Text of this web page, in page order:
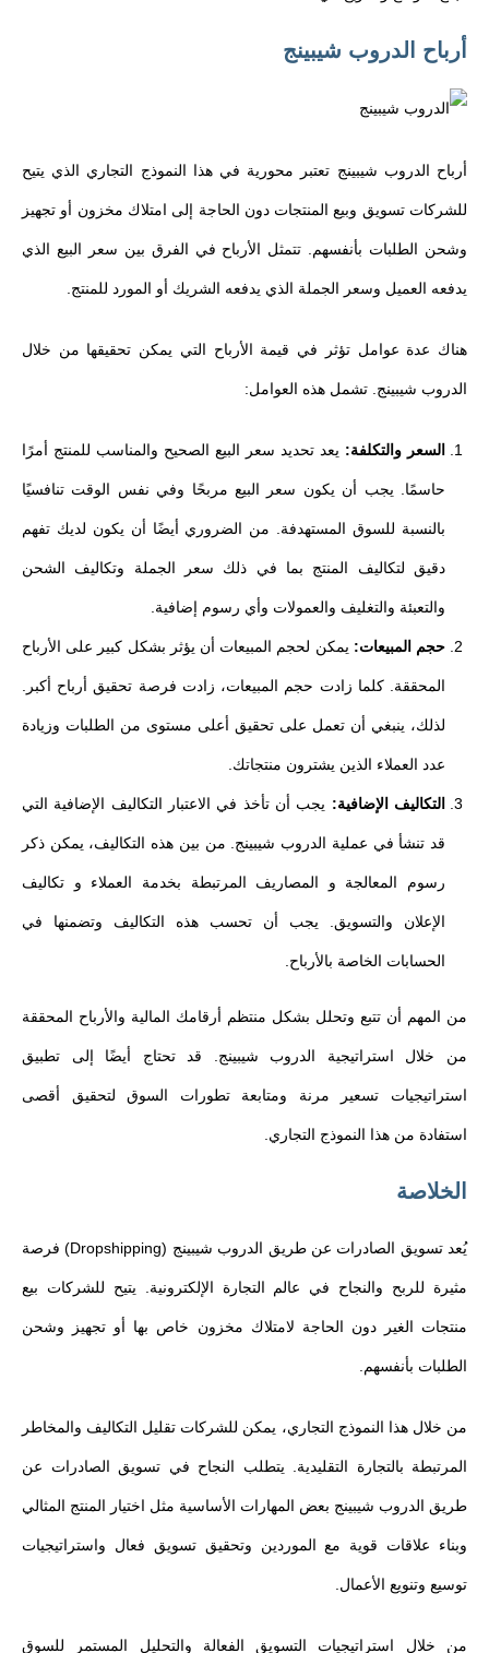
أرباح الدروب شيبينج
أرباح الدروب شيبينج تعتبر محورية في هذا النموذج التجاري الذي يتيح
للشركات تسويق وبيع المنتجات دون الحاجة إلى امتلاك مخزون أو تجهيز
وشحن الطلبات بأنفسهم. تتمثل الأرباح في الفرق بين سعر البيع الذي
يدفعه العميل وسعر الجملة الذي يدفعه الشريك أو المورد للمنتج.
هناك عدة عوامل تؤثر في قيمة الأرباح التي يمكن تحقيقها من خلال
الدروب شيبينج. تشمل هذه العوامل:
السعر والتكلفة: يعد تحديد سعر البيع الصحيح والمناسب للمنتج أمرًا
حاسمًا. يجب أن يكون سعر البيع مربحًا وفي نفس الوقت تنافسيًا
بالنسبة للسوق المستهدفة. من الضروري أيضًا أن يكون لديك تفهم
دقيق لتكاليف المنتج بما في ذلك سعر الجملة وتكاليف الشحن
والتعبئة والتغليف والعمولات وأي رسوم إضافية.
حجم المبيعات: يمكن لحجم المبيعات أن يؤثر بشكل كبير على الأرباح
المحققة. كلما زادت حجم المبيعات، زادت فرصة تحقيق أرباح أكبر.
لذلك، ينبغي أن تعمل على تحقيق أعلى مستوى من الطلبات وزيادة
عدد العملاء الذين يشترون منتجاتك.
التكاليف الإضافية: يجب أن تأخذ في الاعتبار التكاليف الإضافية التي
قد تنشأ في عملية الدروب شيبينج. من بين هذه التكاليف، يمكن ذكر
رسوم المعالجة و المصاريف المرتبطة بخدمة العملاء و تكاليف
الإعلان والتسويق. يجب أن تحسب هذه التكاليف وتضمنها في
الحسابات الخاصة بالأرباح.
من المهم أن تتبع وتحلل بشكل منتظم أرقامك المالية والأرباح المحققة
من خلال استراتيجية الدروب شيبينج. قد تحتاج أيضًا إلى تطبيق
استراتيجيات تسعير مرنة ومتابعة تطورات السوق لتحقيق أقصى
استفادة من هذا النموذج التجاري.
الخلاصة
يُعد تسويق الصادرات عن طريق الدروب شيبينج (Dropshipping) فرصة
مثيرة للربح والنجاح في عالم التجارة الإلكترونية. يتيح للشركات بيع
منتجات الغير دون الحاجة لامتلاك مخزون خاص بها أو تجهيز وشحن
الطلبات بأنفسهم.
من خلال هذا النموذج التجاري، يمكن للشركات تقليل التكاليف والمخاطر
المرتبطة بالتجارة التقليدية. يتطلب النجاح في تسويق الصادرات عن
طريق الدروب شيبينج بعض المهارات الأساسية مثل اختيار المنتج المثالي
وبناء علاقات قوية مع الموردين وتحقيق تسويق فعال واستراتيجيات
توسيع وتنويع الأعمال.
من خلال استراتيجيات التسويق الفعالة والتحليل المستمر للسوق